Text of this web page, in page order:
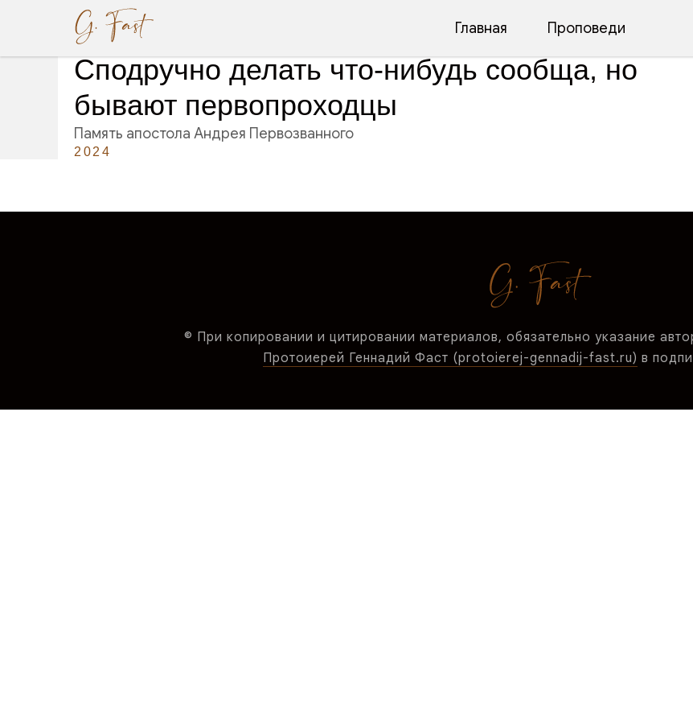
Главная Проповеди
Сподручно делать что-нибудь сообща, но
бывают первопроходцы
Память апостола Андрея Первозванного
2024
© При копировании и цитировании материалов, обязательно указание
Протоиерей Геннадий Фаст (protoierej-gennadij-fast.ru) в